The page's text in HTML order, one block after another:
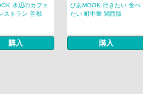
水辺のカフェ
ストラン 首都
購入
ぴあMOOK 行きたい 食べ
たい 町中華 関西版
購入